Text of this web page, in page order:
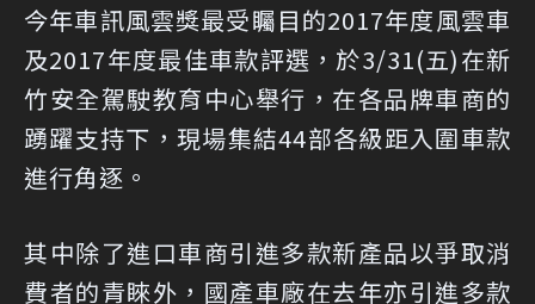
今年車訊風雲獎最受矚目的2017年度風雲車
及2017年度最佳車款評選，於3/31(五)在新
竹安全駕駛教育中心舉行，在各品牌車商的
踴躍支持下，現場集結44部各級距入圍車款
進行角逐。
其中除了進口車商引進多款新產品以爭取消
費者的青睞外，國產車廠在去年亦引進多款